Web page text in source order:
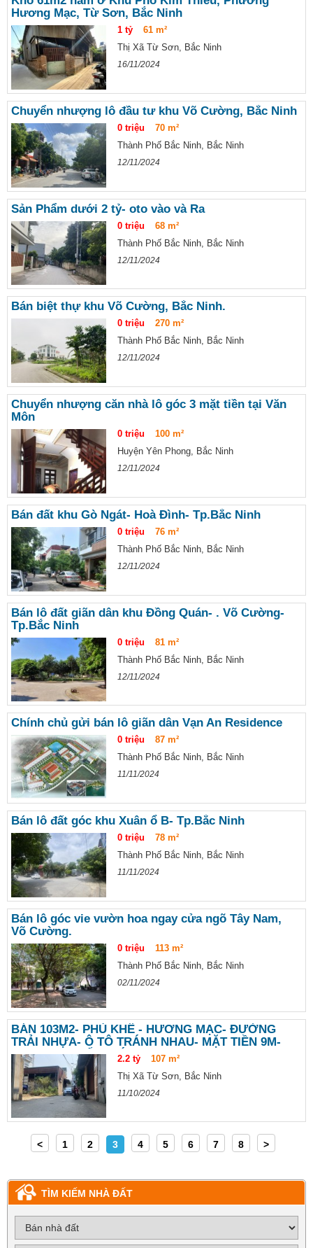
Hương Mạc, Từ Sơn, Bắc Ninh
1 tỷ
61 m²
Thị Xã Từ Sơn, Bắc Ninh
16/11/2024
Chuyển nhượng lô đầu tư khu Võ Cường, Bắc Ninh
0 triệu
70 m²
Thành Phố Bắc Ninh, Bắc Ninh
12/11/2024
Sản Phẩm dưới 2 tỷ- oto vào và Ra
0 triệu
68 m²
Thành Phố Bắc Ninh, Bắc Ninh
12/11/2024
Bán biệt thự khu Võ Cường, Bắc Ninh.
0 triệu
270 m²
Thành Phố Bắc Ninh, Bắc Ninh
12/11/2024
Chuyển nhượng căn nhà lô góc 3 mặt tiền tại Văn
Môn
0 triệu
100 m²
Huyện Yên Phong, Bắc Ninh
12/11/2024
Bán đất khu Gò Ngát- Hoà Đình- Tp.Bắc Ninh
0 triệu
76 m²
Thành Phố Bắc Ninh, Bắc Ninh
12/11/2024
Bán lô đất giãn dân khu Đồng Quán- . Võ Cường-
Tp.Bắc Ninh
0 triệu
81 m²
Thành Phố Bắc Ninh, Bắc Ninh
12/11/2024
Chính chủ gửi bán lô giãn dân Vạn An Residence
0 triệu
87 m²
Thành Phố Bắc Ninh, Bắc Ninh
11/11/2024
Bán lô đất góc khu Xuân ổ B- Tp.Bắc Ninh
0 triệu
78 m²
Thành Phố Bắc Ninh, Bắc Ninh
11/11/2024
Bán lô góc vie vườn hoa ngay cửa ngõ Tây Nam,
Võ Cường.
0 triệu
113 m²
Thành Phố Bắc Ninh, Bắc Ninh
02/11/2024
BÁN 103M2- PHÙ KHÊ - HƯƠNG MẠC- ĐƯỜNG
TRẢI NHỰA- Ô TÔ TRÁNH NHAU- MẶT TIỀN 9M-
CẠNH KHU ĐẤU GIÁ2.2 tỷ
107 m²
Thị Xã Từ Sơn, Bắc Ninh
11/10/2024
< 1 2 3 4 5 6 7 8 >
TÌM KIẾM NHÀ ĐẤT